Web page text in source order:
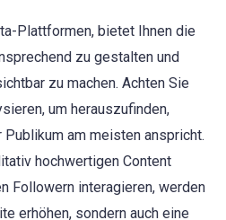
Plattformen, bietet Ihnen die
zu gestalten und
zu machen. Achten Sie
um herauszufinden,
am meisten anspricht.
hochwertigen Content
Followern interagieren, werden
erhöhen, sondern auch eine